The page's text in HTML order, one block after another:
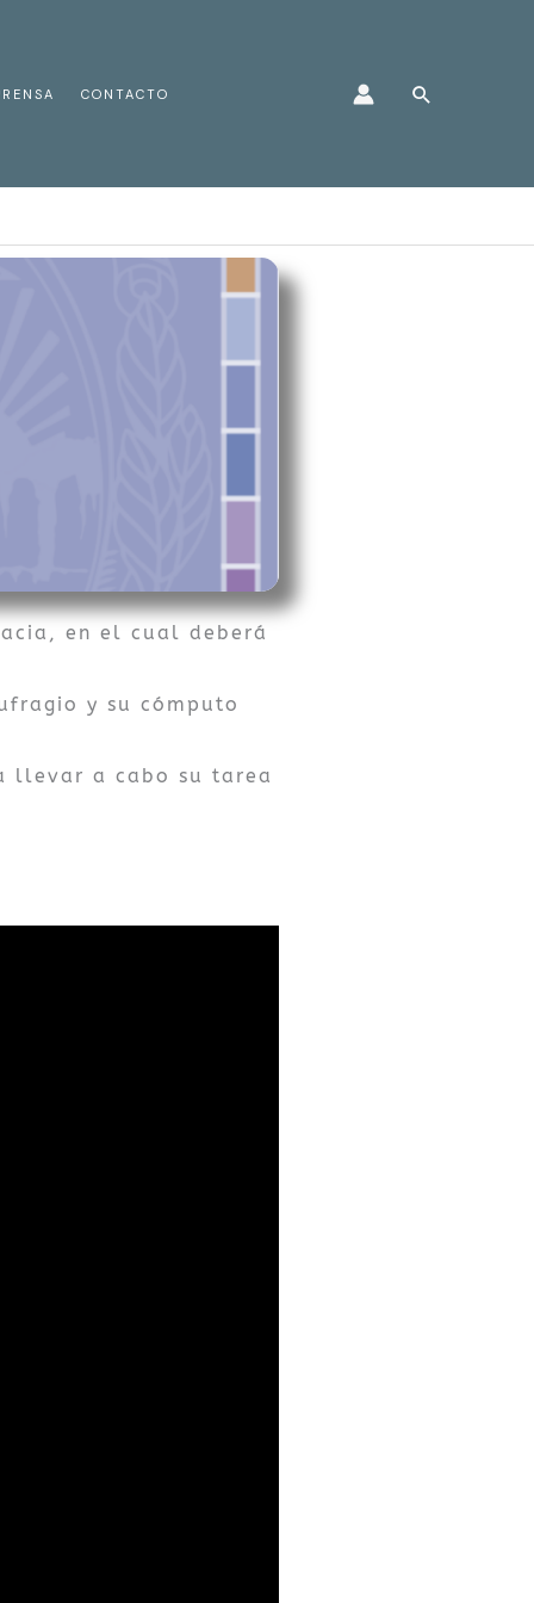
CONTACTO Buscar
en el cual deberá
y su cómputo
llevar a cabo su tarea